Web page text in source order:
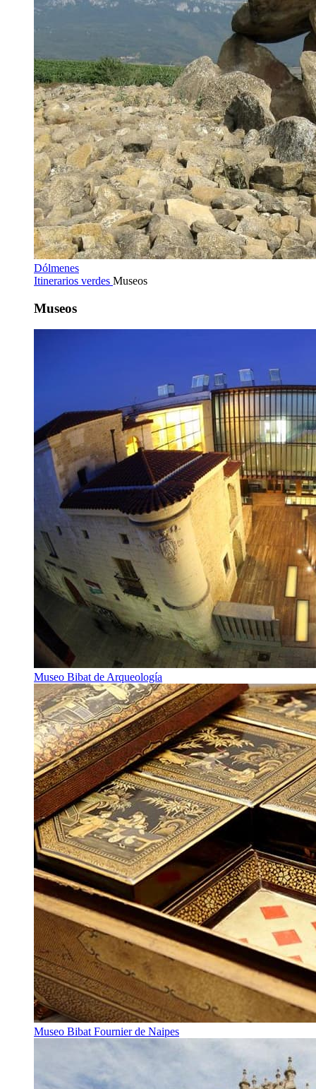
Dólmenes
Itinerarios verdes Museos
Museos
Museo Bibat de Arqueología
Museo Bibat Fournier de Naipes